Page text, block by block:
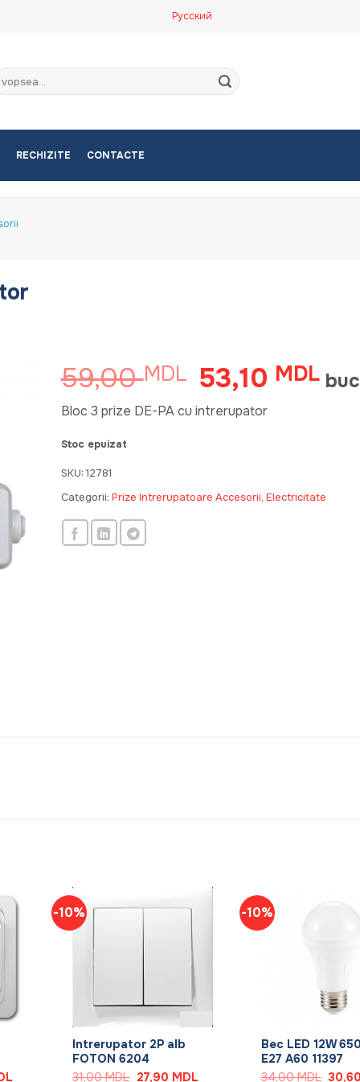
Русский
RECHIZITE CONTACTE
59,00MDL Prețul
inițial
a
53,10 MDL buc
Bloc 3 prize DE-PA cu intrerupator
Stoc epuizat
SKU:12781
Categorii: Prize Intrerupatoare Accesorii, Electricitate
-10%
Intrerupator 2P alb
FOTON 6204
31,00MDL Prețul
27,90 MDLPrețul
-10%
Bec LED 12W
E27 A60 11397
34,00MDL Prețul
30,60